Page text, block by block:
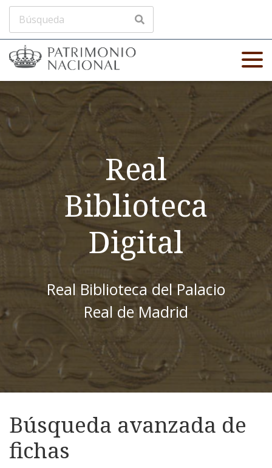
Real
Biblioteca
Digital
Real Biblioteca del Palacio
Real de Madrid
Búsqueda avanzada de
fichas